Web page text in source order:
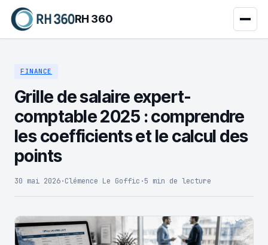
RH 360
FINANCE
Grille de salaire expert-
comptable 2025 : comprendre
les coefficients et le calcul des
points
30 mai 2026·Clémence Le Goffic ·5 min de lecture